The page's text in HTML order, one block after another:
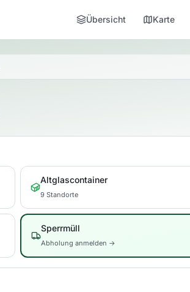
Übersicht Karte
Altglascontainer
9 Standorte
Sperrmüll
Abholung anmelden →